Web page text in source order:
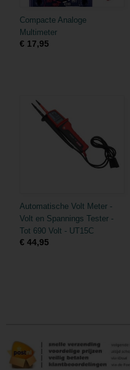
Compacte Analoge
Multimeter
€ 17,95
Automatische Volt Meter -
Volt en Spannings Tester -
Tot 690 Volt - UT15C
€ 44,95